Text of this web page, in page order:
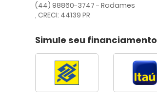
(44) 98860-3747 - Radames
, CRECI: 44139 PR
Simule seu financiamento